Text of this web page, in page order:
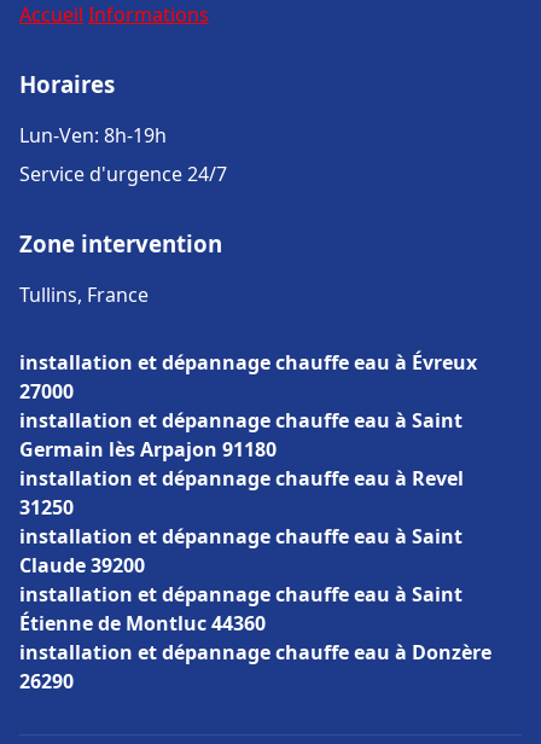
Accueil Informations
Horaires
Lun-Ven: 8h-19h
Service d'urgence 24/7
Zone intervention
Tullins, France
installation et dépannage chauffe eau à Évreux
27000
installation et dépannage chauffe eau à Saint
Germain lès Arpajon 91180
installation et dépannage chauffe eau à Revel
31250
installation et dépannage chauffe eau à Saint
Claude 39200
installation et dépannage chauffe eau à Saint
Étienne de Montluc 44360
installation et dépannage chauffe eau à Donzère
26290